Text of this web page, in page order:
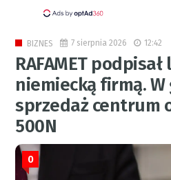
BIZNES 7 sierpnia 2026 12:42
RAFAMET
niemiecką firmą. W
sprzedaż centrum
500N
0